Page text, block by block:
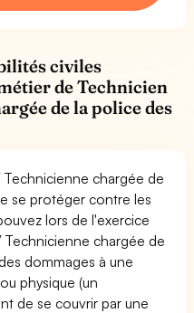
civiles
de Technicien
de la police des
chargée de
se protéger contre les
lors de l'exercice
chargée de
dommages à une
physique (un
de se couvrir par une